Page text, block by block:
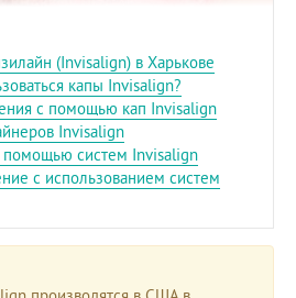
(Invisalign) в Харькове
капы Invisalign?
с помощью кап Invisalign
Invisalign
помощью систем Invisalign
с использованием систем